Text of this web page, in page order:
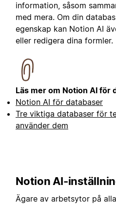
information, såsom
med mera. Om din
egenskap kan Notion AI
eller redigera dina formler.
Läs mer om Notion AI för
Notion AI för databaser
Tre viktiga databaser för
använder dem
Notion AI-
Ägare av arbetsytor på